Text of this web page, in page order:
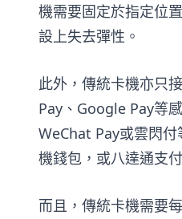
機需要固定於指定位
設上失去彈性。
此外，傳統卡機亦只
Pay、Google Pay等
WeChat Pay或雲閃
機錢包，或八達通支
而且，傳統卡機需要